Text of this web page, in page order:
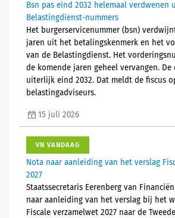
Bsn pas eind 2032 helemaal verdwenen
Belastingdienst-nummers
Het burgerservicenummer (bsn)
jaren uit het betalingskenmerk en het
van de Belastingdienst. Het
de komende jaren geheel vervangen.
uiterlijk eind 2032. Dat meldt de fiscus
belastingadviseurs.
15 juli 2026
VN VANDAAG
Nota naar aanleiding van het verslag
2027
Staatssecretaris Eerenberg van
naar aanleiding van het verslag bij het
Fiscale verzamelwet 2027 naar de